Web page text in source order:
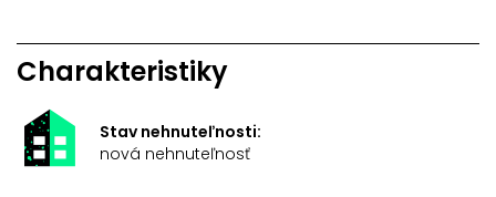
Charakteristiky
Stav nehnuteľnosti:
nová nehnuteľnosť